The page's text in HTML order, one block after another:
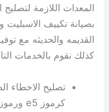
المعدات اللازمة
بصيانة تكييف الاسبليت
القديمه والحديثه مع
كذلك نقوم بالخدمات
تصليح الاخطاء